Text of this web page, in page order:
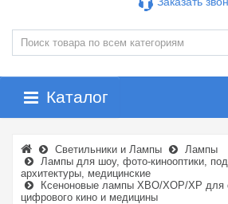
Каталог
Светильники и Лампы
Лампы
Лампы для шоу, фото-кинооптики,
архитектуры, медицинские
Ксеноновые лампы XBO/XOP/XP для
цифрового кино и медицины